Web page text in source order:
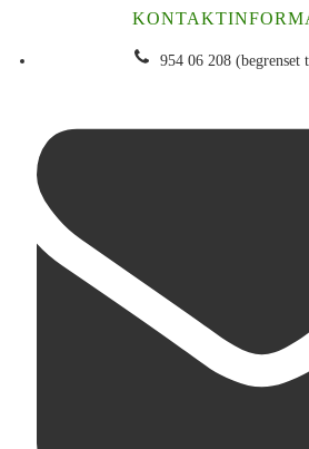
954 06 208 (begrenset